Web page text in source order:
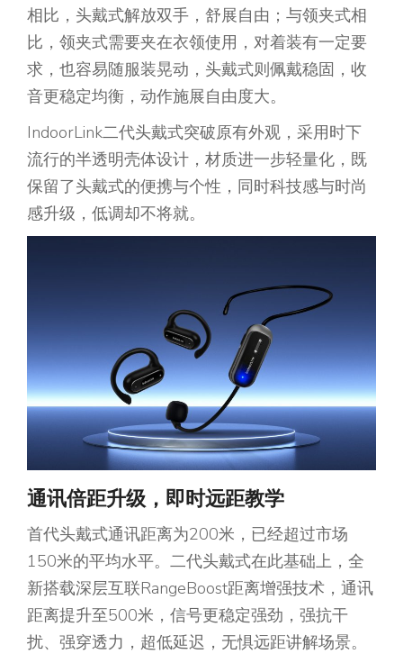
相比，头戴式解放双手，舒展自由；与领夹式相
比，领夹式需要夹在衣领使用，对着装有一定要
求，也容易随服装晃动，头戴式则佩戴稳固，收
音更稳定均衡，动作施展自由度大。
IndoorLink二代头戴式突破原有外观，采用时下
流行的半透明壳体设计，材质进一步轻量化，既
保留了头戴式的便携与个性，同时科技感与时尚
感升级，低调却不将就。
通讯倍距升级， 即时远距教学
首代头戴式通讯距离为200米，已经超过市场
150米的平均水平。二代头戴式在此基础上，全
新搭载深层互联RangeBoost距离增强技术，通讯
距离提升至500米，信号更稳定强劲，强抗干
扰、强穿透力，超低延迟，无惧远距讲解场景。